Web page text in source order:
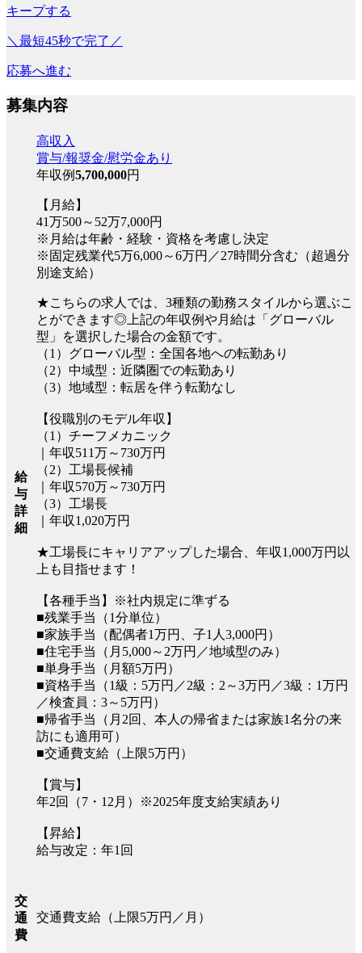
キープする
＼最短45秒で完了／
応募へ進む
募集内容
給
与
詳
細
高収入
賞与/報奨金/慰労金あり
年収例5,700,000円
【月給】
41万500～52万7,000円
※月給は年齢・経験・資格を考慮し決定
※固定残業代5万6,000～6万円／27時間分含む（超過分
別途支給）
★こちらの求人では、3種類の勤務スタイルから選ぶこ
とができます◎上記の年収例や月給は「グローバル
型」を選択した場合の金額です。
（1）グローバル型：全国各地への転勤あり
（2）中域型：近隣圏での転勤あり
（3）地域型：転居を伴う転勤なし
【役職別のモデル年収】
（1）チーフメカニック
｜年収511万～730万円
（2）工場長候補
｜年収570万～730万円
（3）工場長
｜年収1,020万円
★工場長にキャリアアップした場合、年収1,000万円以
上も目指せます！
【各種手当】※社内規定に準ずる
■残業手当（1分単位）
■家族手当（配偶者1万円、子1人3,000円）
■住宅手当（月5,000～2万円／地域型のみ）
■単身手当（月額5万円）
■資格手当（1級：5万円／2級：2～3万円／3級：1万円
／検査員：3～5万円）
■帰省手当（月2回、本人の帰省または家族1名分の来
訪にも適用可）
■交通費支給（上限5万円）
【賞与】
年2回（7・12月）※2025年度支給実績あり
【昇給】
給与改定：年1回
交
通
費
交通費支給（上限5万円／月）